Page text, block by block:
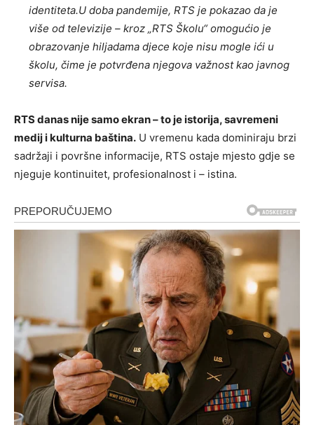
identiteta.U doba pandemije, RTS je pokazao da je
više od televizije – kroz „RTS Školu“ omogućio je
obrazovanje hiljadama djece koje nisu mogle ići u
školu, čime je potvrđena njegova važnost kao javnog
servisa.
RTS danas nije samo ekran – to je istorija, savremeni
medij i kulturna baština. U vremenu kada dominiraju brzi
sadržaji i površne informacije, RTS ostaje mjesto gdje se
njeguje kontinuitet, profesionalnost i – istina.